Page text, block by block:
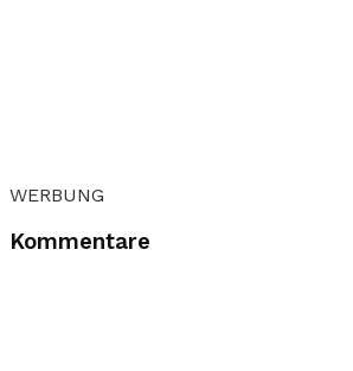
WERBUNG
Kommentare